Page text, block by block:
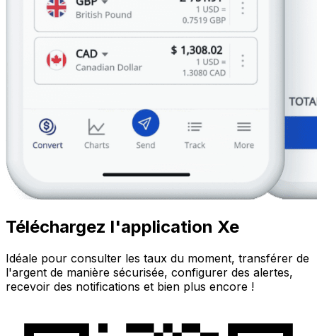
Téléchargez l'application Xe
Idéale pour consulter les taux du moment, transférer de
l'argent de manière sécurisée, configurer des alertes,
recevoir des notifications et bien plus encore !